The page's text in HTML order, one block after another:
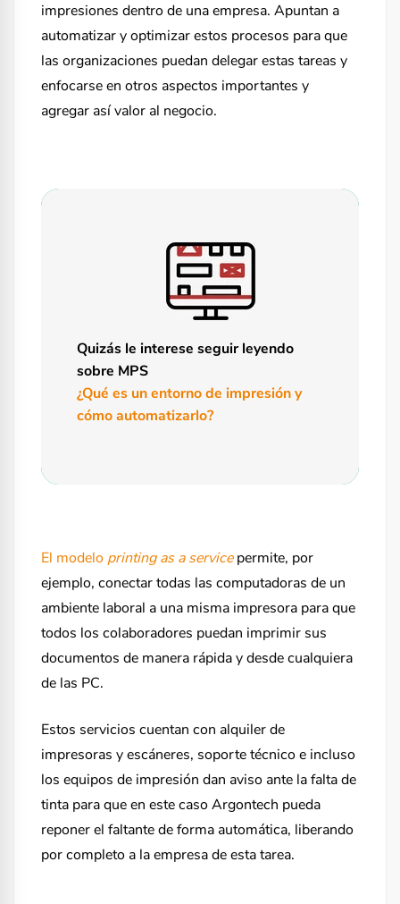
impresiones dentro de una empresa. Apuntan a
automatizar y optimizar estos procesos para que
las organizaciones puedan delegar estas tareas y
enfocarse en otros aspectos importantes y
agregar así valor al negocio.
Quizás le interese seguir leyendo
sobre MPS
¿Qué es un entorno de impresión y
cómo automatizarlo?
El modelo printing as a service permite, por
ejemplo, conectar todas las computadoras de un
ambiente laboral a una misma impresora para que
todos los colaboradores puedan imprimir sus
documentos de manera rápida y desde cualquiera
de las PC.
Estos servicios cuentan con alquiler de
impresoras y escáneres, soporte técnico e incluso
los equipos de impresión dan aviso ante la falta de
tinta para que en este caso Argontech pueda
reponer el faltante de forma automática, liberando
por completo a la empresa de esta tarea.